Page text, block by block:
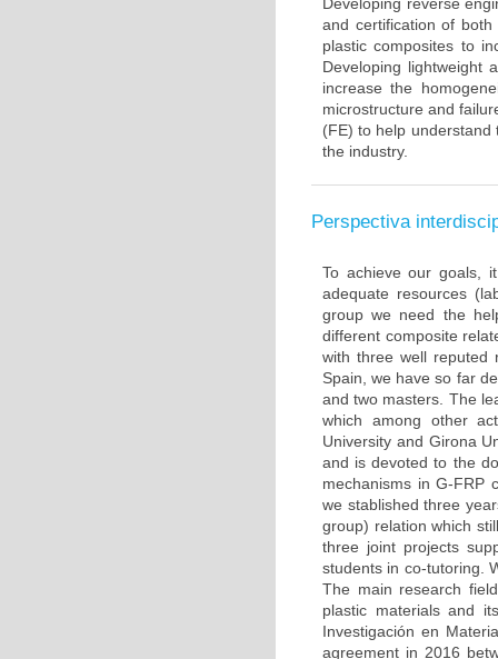
and certification of
plastic composites to
Developing lightweight
increase the
microstructure and
(FE) to help understand
the industry.
Perspectiva
To achieve our goals,
adequate resources
group we need the
different composite
with three well reputed
Spain, we have so far
and two masters. The
which among other
University and Girona
and is devoted to the
mechanisms in G-FRP
we stablished three
group) relation which
three joint projects
students in co-tutoring.
The main research
plastic materials and
Investigación en
agreement in 2016